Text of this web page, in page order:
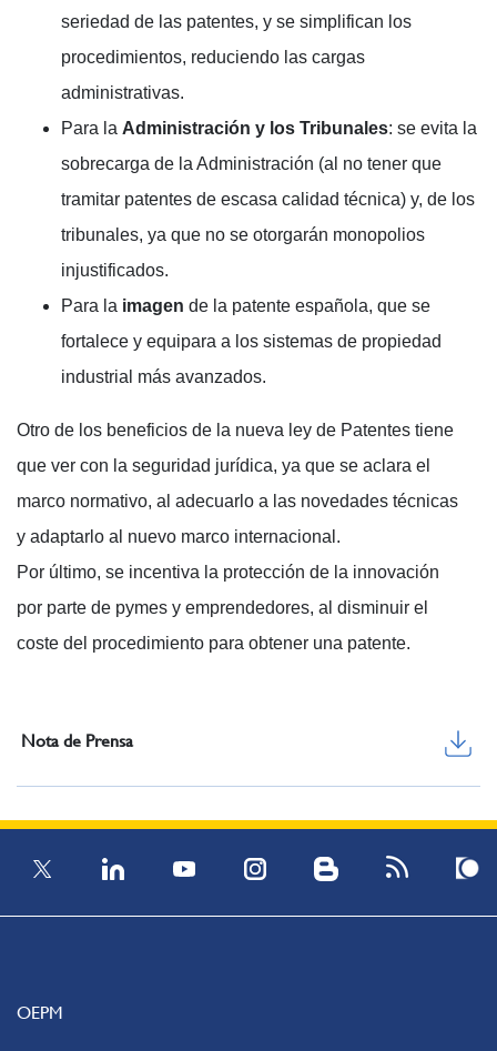
seriedad de las patentes, y se simplifican los
procedimientos, reduciendo las cargas
administrativas.
Para la Administración y los Tribunales: se evita la
sobrecarga de la Administración (al no tener que
tramitar patentes de escasa calidad técnica) y, de los
tribunales, ya que no se otorgarán monopolios
injustificados.
Para la imagen de la patente española, que se
fortalece y equipara a los sistemas de propiedad
industrial más avanzados.
Otro de los beneficios de la nueva ley de Patentes tiene
que ver con la seguridad jurídica, ya que se aclara el
marco normativo, al adecuarlo a las novedades técnicas
y adaptarlo al nuevo marco internacional.
Por último, se incentiva la protección de la innovación
por parte de pymes y emprendedores, al disminuir el
coste del procedimiento para obtener una patente.
Nota de Prensa
OEPM